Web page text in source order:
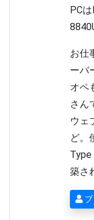
PC
お仕
ーバ
オペ
さん
ウェ
ど。
築さ
ブ